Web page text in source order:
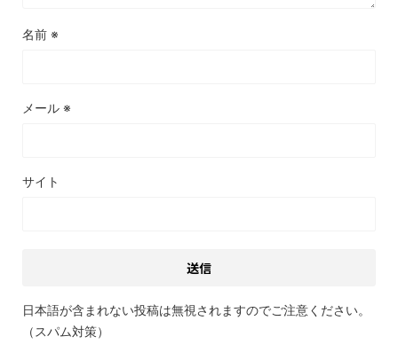
名前 ※
メール ※
サイト
日本語が含まれない投稿は無視されますのでご注意ください。
（スパム対策）